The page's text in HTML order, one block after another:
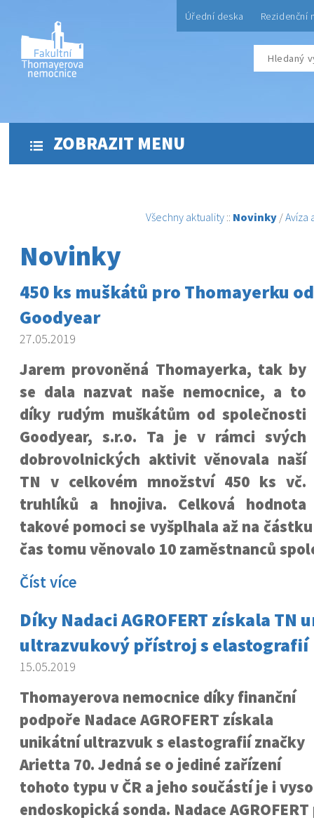
Úřední deska Rezidenční
ZOBRAZIT MENU
Všechny aktuality :: Novinky /Avíza
Novinky
450 ks muškátů pro Thomayerku
Goodyear
27.05.2019
Jarem provoněná Thomayerka, tak by
se dala nazvat naše nemocnice, a to
díky rudým muškátům od společnosti
Goodyear, s.r.o. Ta je v rámci svých
dobrovolnických aktivit věnovala naší
TN v celkovém množství 450 ks vč.
truhlíků a hnojiva. Celková hodnota
takové pomoci se vyšplhala až na částku
čas tomu věnovalo 10 zaměstnanců
Číst více
Díky Nadaci AGROFERT získala TN
ultrazvukový přístroj s elastografií
15.05.2019
Thomayerova nemocnice díky finanční
podpoře Nadace AGROFERT získala
unikátní ultrazvuk s elastografií značky
Arietta 70. Jedná se o jediné zařízení
tohoto typu v ČR a jeho součástí je i
endoskopická sonda. Nadace